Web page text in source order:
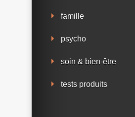
famille
psycho
soin & bien-être
tests produits